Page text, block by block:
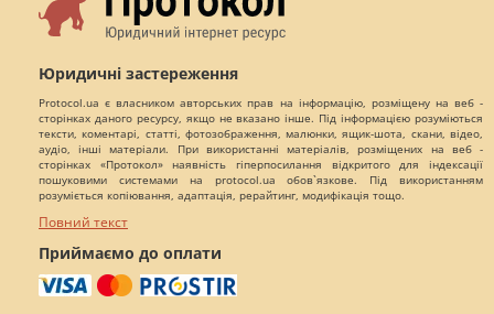
Юридичні застереження
Protocol.ua є власником авторських прав на інформацію, розміщену на веб -
сторінках даного ресурсу, якщо не вказано інше. Під інформацією розуміються
тексти, коментарі, статті, фотозображення, малюнки, ящик-шота, скани, відео,
аудіо, інші матеріали. При використанні матеріалів, розміщених на веб -
сторінках «Протокол» наявність гіперпосилання відкритого для індексації
пошуковими системами на protocol.ua обов`язкове. Під використанням
розуміється копіювання, адаптація, рерайтинг, модифікація тощо.
Повний текст
Приймаємо до оплати